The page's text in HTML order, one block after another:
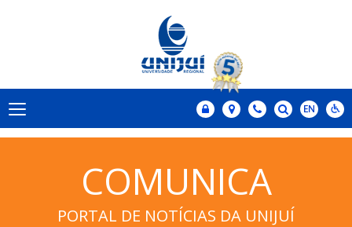
COMUNICA
PORTAL DE NOTÍCIAS DA UNIJUÍ